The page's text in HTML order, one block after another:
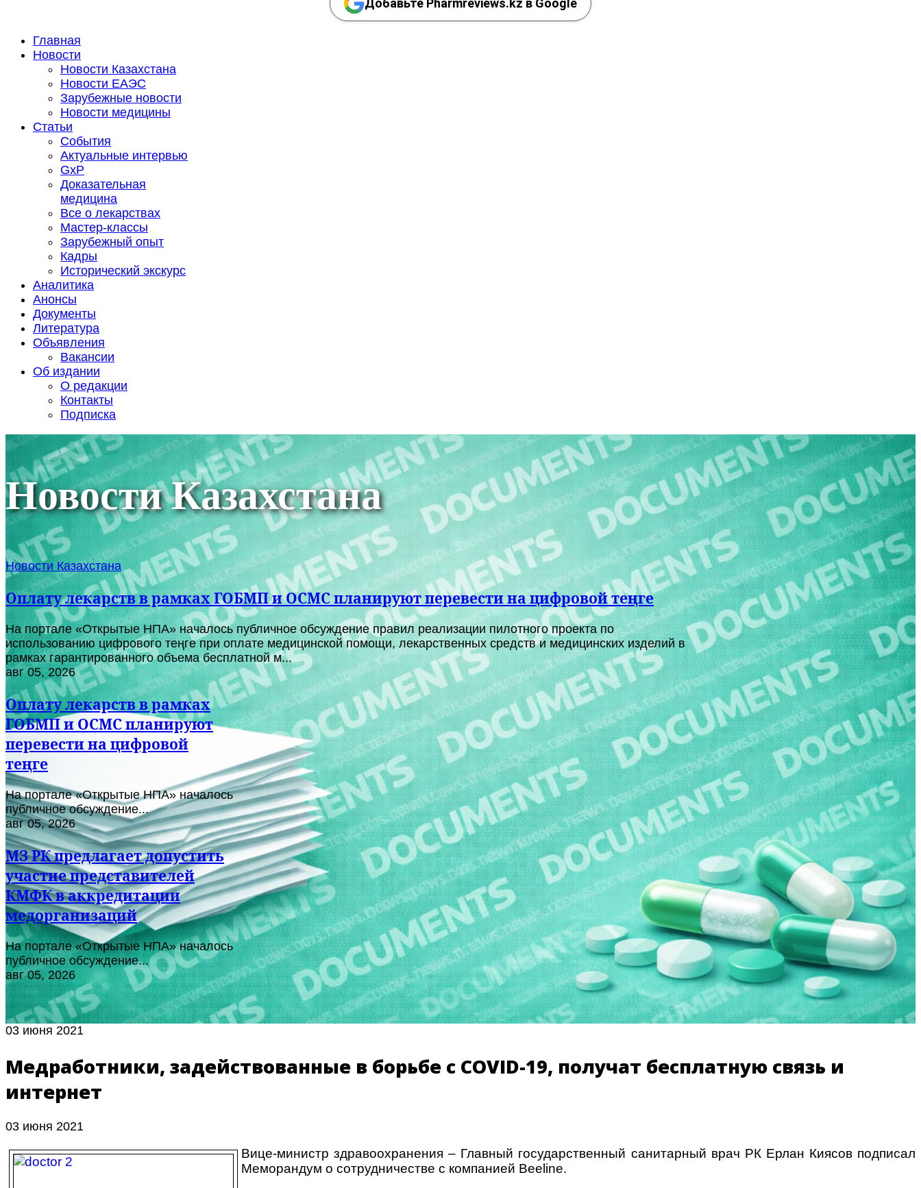
Добавьте Pharmreviews.kz в Google
Главная
Новости
Новости Казахстана
Новости ЕАЭС
Зарубежные новости
Новости медицины
Статьи
События
Актуальные интервью
GxP
Доказательная
медицина
Все о лекарствах
Мастер-классы
Зарубежный опыт
Кадры
Исторический экскурс
Аналитика
Анонсы
Документы
Литература
Объявления
Вакансии
Об издании
О редакции
Контакты
Подписка
Новости Казахстана
Новости Казахстана
Оплату лекарств в рамках ГОБМП и ОСМС планируют перевести на цифровой теңге
На портале «Открытые НПА» началось публичное обсуждение правил реализации пилотного проекта по
использованию цифрового теңге при оплате медицинской помощи, лекарственных средств и медицинских изделий в
рамках гарантированного объема бесплатной м...
авг 05, 2026
Оплату лекарств в рамках
ГОБМП и ОСМС планируют
перевести на цифровой
теңге
На портале «Открытые НПА» началось
публичное обсуждение...
авг 05, 2026
МЗ РК предлагает допустить
участие представителей
КМФК в аккредитации
медорганизаций
На портале «Открытые НПА» началось
публичное обсуждение...
авг 05, 2026
03 июня 2021
Медработники, задействованные в борьбе с COVID-19, получат бесплатную связь и
интернет
03 июня 2021
Вице-министр здравоохранения – Главный государственный санитарный врач РК Ерлан Киясов подписал
Меморандум о сотрудничестве с компанией Beeline.